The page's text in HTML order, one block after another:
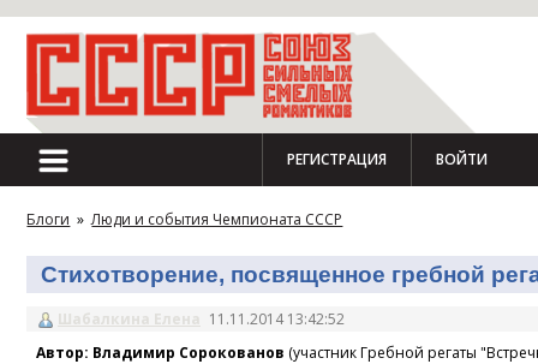
РЕГИСТРАЦИЯ ВОЙТИ
Блоги » Люди и события Чемпионата СССР
Стихотворение, посвященное гребной
Шабалкина Елена 11.11.2014 13:42:52
Автор: Владимир Сорокованов (участник Гребной регаты